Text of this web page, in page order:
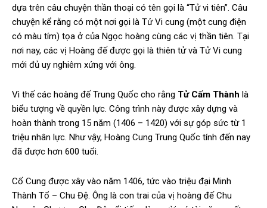
dựa trên câu chuyện thần thoại có tên gọi là “Tử vi tiên”. Câu
chuyện kể rằng có một nơi gọi là Tử Vi cung (một cung điện
có màu tím) tọa ở của Ngọc hoàng cùng các vị thần tiên. Tại
nơi nay, các vị Hoàng đế được gọi là thiên tử và Tử Vi cung
mới đủ uy nghiêm xứng với ông.
Vì thế các hoàng đế Trung Quốc cho rằng Tử Cấm Thành là
biểu tượng về quyền lực. Công trình này được xây dựng và
hoàn thành trong 15 năm (1406 – 1420) với sự góp sức từ 1
triệu nhân lực. Như vậy, Hoàng Cung Trung Quốc tính đến nay
đã được hơn 600 tuổi.
Cố Cung được xây vào năm 1406, tức vào triệu đại Minh
Thành Tổ – Chu Đệ. Ông là con trai của vị hoàng đế Chu